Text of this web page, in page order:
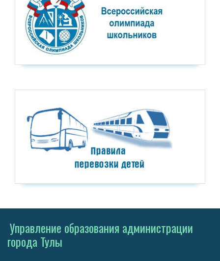
Управление образования администрации
города Тулы